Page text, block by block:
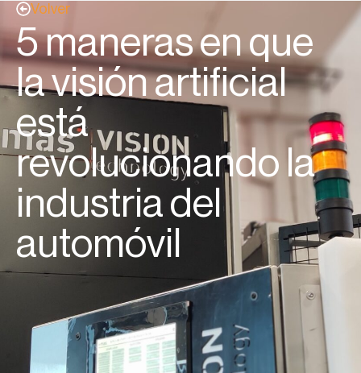
Volver
5 maneras en que
la visión artificial
está
revolucionando la
industria del
automóvil